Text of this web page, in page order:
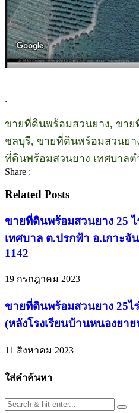
.
ขายที่ดินพร้อมสวนยาง, ขา
ชลบุรี, ขายที่ดินพร้อมสวนยา
ที่ดินพร้อมสวนยาง เทศบาล
Share :
Related Posts
ขายที่ดินพร้อมสวนยาง 25
เทศบาล ต.ปรกฟ้า อ.เกาะจั
1142
19 กรกฎาคม 2023
ขายที่ดินพร้อมสวนยาง 25ไ
(หลังโรงเรียนบ้านหนองยา
11 สิงหาคม 2023
ใส่คำค้นหา